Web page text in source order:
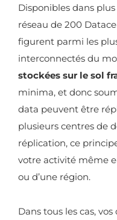
Disponibles dans
réseau de 200
figurent parmi les
interconnectés du
stockées sur le sol
minima, et donc
data peuvent être
plusieurs centres de
réplication, ce
votre activité même
ou d’une région.
Dans tous les cas,